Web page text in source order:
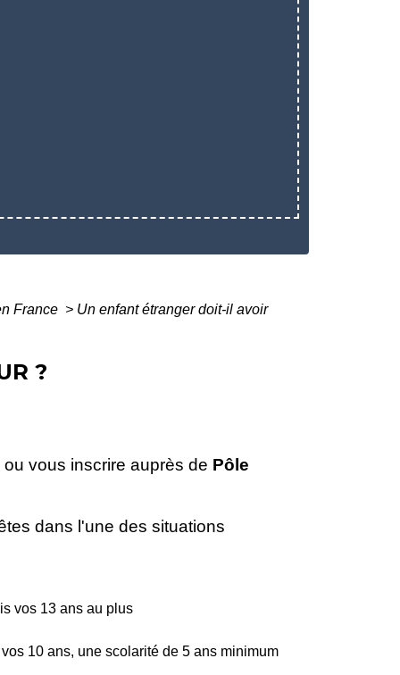
France > Un enfant étranger doit-il avoir
?
ou vous inscrire auprès de Pôle
dans l'une des situations
vos 13 ans au plus
10 ans, une scolarité de 5 ans minimum